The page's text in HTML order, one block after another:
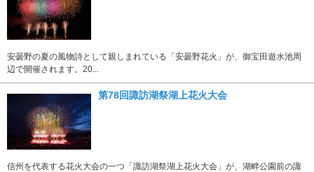
安曇野の夏の風物詩として親しまれている「安曇野花火」が、御宝田遊水池周
辺で開催されます。20...
第78回諏訪湖祭湖上花火大会
信州を代表する花火大会の一つ「諏訪湖祭湖上花火大会」が、湖畔公園前の諏